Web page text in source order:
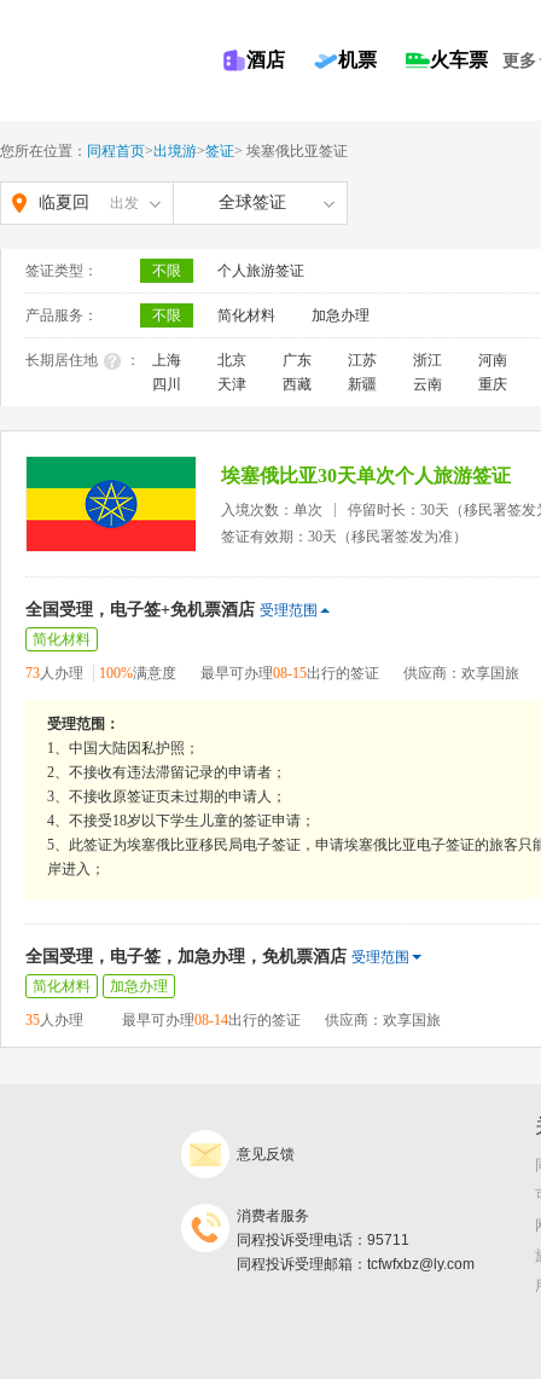
酒店 机票 火车票 更多
您所在位置： 同程首页>出境游>签证> 埃塞俄比亚签证
临夏回 出发 全球签证
签证类型： 不限 个人旅游签证
产品服务： 不限 简化材料 加急办理
长期居住地 ： 上海 北京 广东 江苏 浙江
河南
四川
天津 西藏 新疆 云南 重庆
埃塞俄比亚30天单次个人旅游签证
入境次数：单次
停留时长：30天（移民署签发
签证有效期：30天（移民署签发为准）
全国受理，电子签+免机票酒店 受理范围
简化材料
73人办理 100%满意度 最早可办理08-15出行的签证 供应商：欢享国旅
受理范围：
1、中国大陆因私护照；
2、不接收有违法滞留记录的申请者；
3、不接收原签证页未过期的申请人；
4、不接受18岁以下学生儿童的签证申请；
5、此签证为埃塞俄比亚移民局电子签证，申请埃塞俄比亚电子签证的旅客
岸进入；
全国受理，电子签，加急办理，免机票酒店 受理范围
简化材料
加急办理
35人办理 最早可办理08-14出行的签证 供应商：欢享国旅
意见反馈
消费者服务
同程投诉受理电话：95711
同程投诉受理邮箱：tcfwfxbz@ly.com